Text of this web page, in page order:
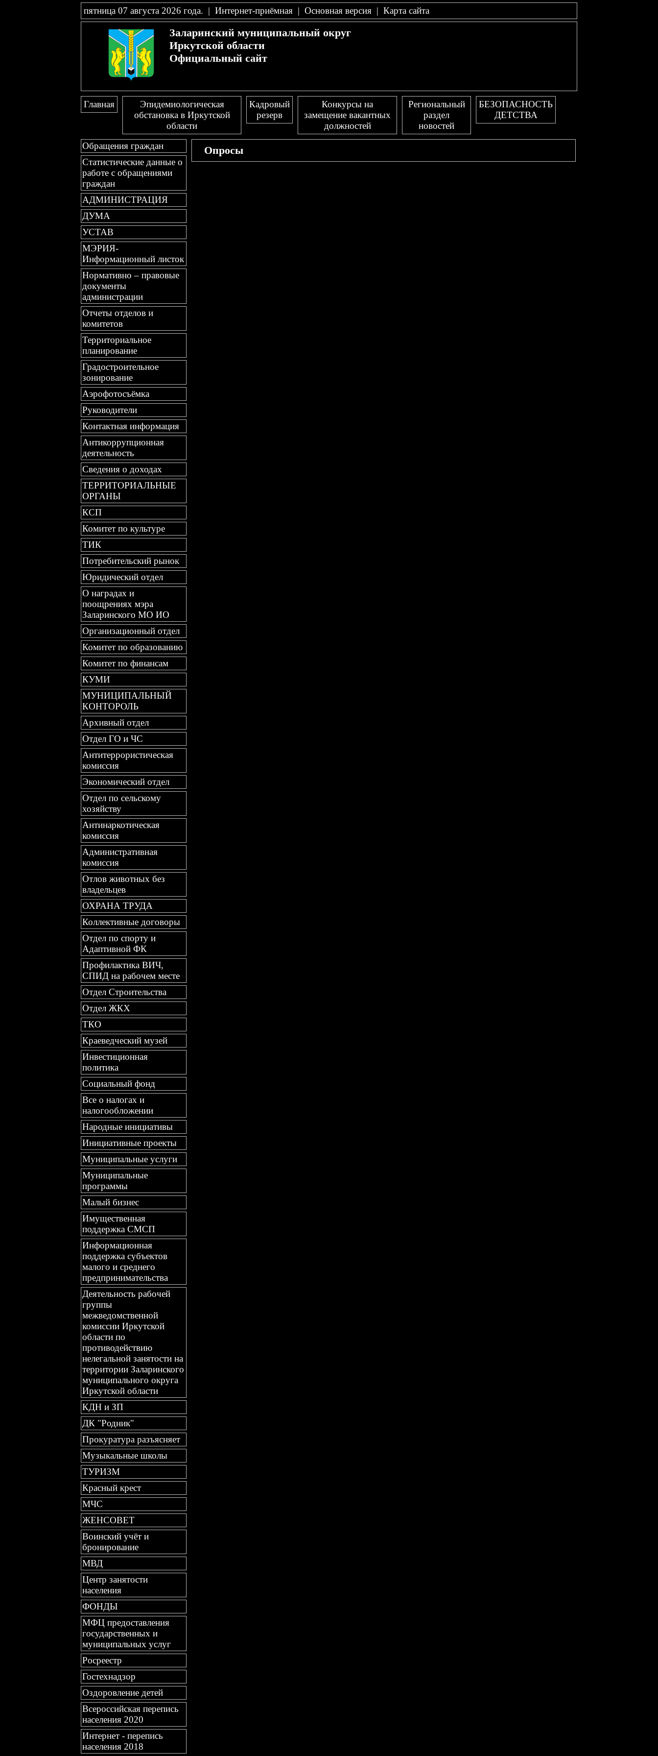
пятница 07 августа 2026 года. | Интернет-приёмная | Основная версия | Карта сайта
Заларинский муниципальный округ
Иркутской области
Официальный сайт
Главная
Эпидемиологическая
обстановка в Иркутской
области
Кадровый
резерв
Конкурсы на
замещение вакантных
должностей
Региональный
раздел
новостей
БЕЗОПАСНОСТЬ
ДЕТСТВА
Обращения граждан
Статистические данные о
работе с обращениями
граждан
АДМИНИСТРАЦИЯ
ДУМА
УСТАВ
МЭРИЯ-
Информационный листок
Нормативно – правовые
документы
администрации
Отчеты отделов и
комитетов
Территориальное
планирование
Градостроительное
зонирование
Аэрофотосъёмка
Руководители
Контактная информация
Антикоррупционная
деятельность
Сведения о доходах
ТЕРРИТОРИАЛЬНЫЕ
ОРГАНЫ
КСП
Комитет по культуре
ТИК
Потребительский рынок
Юридический отдел
О наградах и
поощрениях мэра
Заларинского МО ИО
Организационный отдел
Комитет по образованию
Комитет по финансам
КУМИ
МУНИЦИПАЛЬНЫЙ
КОНТОРОЛЬ
Архивный отдел
Отдел ГО и ЧС
Антитеррористическая
комиссия
Экономический отдел
Отдел по сельскому
хозяйству
Антинаркотическая
комиссия
Административная
комиссия
Отлов животных без
владельцев
ОХРАНА ТРУДА
Коллективные договоры
Отдел по спорту и
Адаптивной ФК
Профилактика ВИЧ,
СПИД на рабочем месте
Отдел Строительства
Отдел ЖКХ
ТКО
Краеведческий музей
Инвестиционная
политика
Социальный фонд
Все о налогах и
налогообложении
Народные инициативы
Инициативные проекты
Муниципальные услуги
Муниципальные
программы
Малый бизнес
Имущественная
поддержка СМСП
Информационная
поддержка субъектов
малого и среднего
предпринимательства
Деятельность рабочей
группы
межведомственной
комиссии Иркутской
области по
противодействию
нелегальной занятости на
территории Заларинского
муниципального округа
Иркутской области
КДН и ЗП
ДК "Родник"
Прокуратура разъясняет
Музыкальные школы
ТУРИЗМ
Красный крест
МЧС
ЖЕНСОВЕТ
Воинский учёт и
бронирование
МВД
Центр занятости
населения
ФОНДЫ
МФЦ предоставления
государственных и
муниципальных услуг
Росреестр
Гостехнадзор
Оздоровление детей
Всероссийская перепись
населения 2020
Интернет - перепись
населения 2018
Опросы